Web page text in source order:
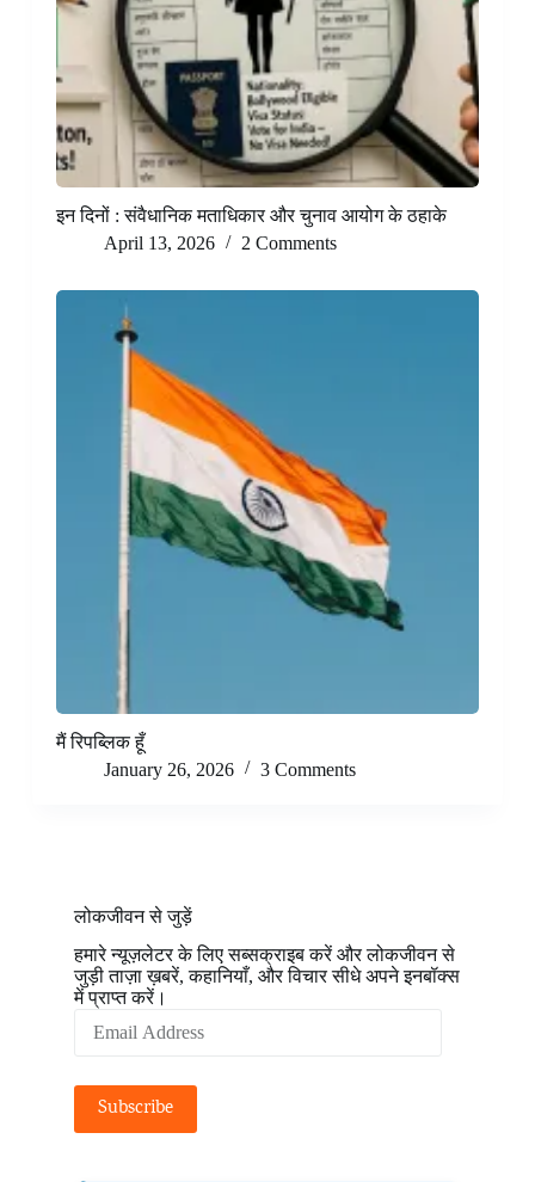
इन दिनों : संवैधानिक मताधिकार और चुनाव आयोग के ठहाके
April 13, 2026
2 Comments
मैं रिपब्लिक हूँ
January 26, 2026
3 Comments
लोकजीवन से जुड़ें
हमारे न्यूज़लेटर के लिए सब्सक्राइब करें और लोकजीवन से
जुड़ी ताज़ा ख़बरें, कहानियाँ, और विचार सीधे अपने इनबॉक्स
में प्राप्त करें।
Address
Subscribe